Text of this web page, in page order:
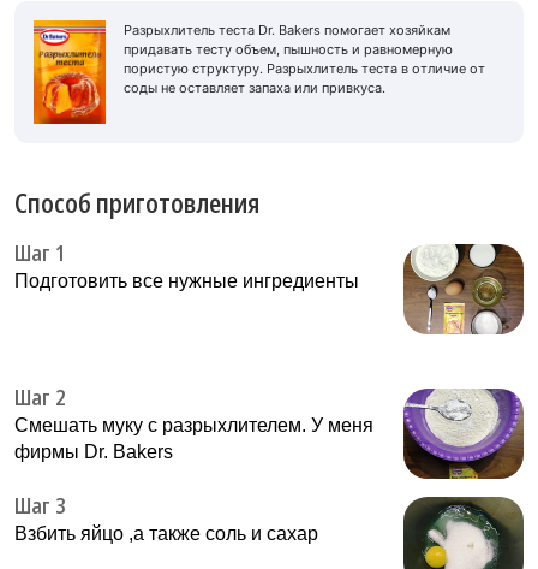
Разрыхлитель теста Dr. Bakers помогает хозяйкам
придавать тесту объем, пышность и равномерную
пористую структуру. Разрыхлитель теста в отличие от
соды не оставляет запаха или привкуса.
Способ приготовления
Шаг 1
Подготовить все нужные ингредиенты
Шаг 2
Смешать муку с разрыхлителем. У меня
фирмы Dr. Bakers
Шаг 3
Взбить яйцо ,а также соль и сахар